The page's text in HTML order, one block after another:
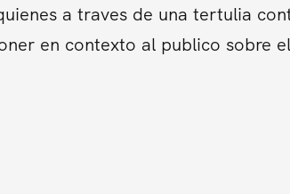
a traves de una tertulia
en contexto al publico sobre